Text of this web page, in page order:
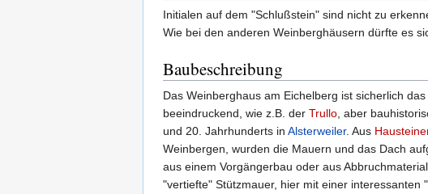
Initialen auf dem "Schlußstein" sind nicht zu
Wie bei den anderen Weinberghäusern dürfte es
Baubeschreibung
Das Weinberghaus am Eichelberg ist sicherlich
beeindruckend, wie z.B. der Trullo , aber
und 20. Jahrhunderts in Alsterweiler. Aus
Weinbergen, wurden die Mauern und das Dach
aus einem Vorgängerbau oder aus
"vertiefte" Stützmauer, hier mit einer